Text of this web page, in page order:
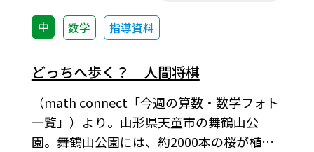
中 数学 指導資料
どっちへ歩く？ 人間将棋
（math connect「今週の算数・数学フォト
一覧」）より。山形県天童市の舞鶴山公
園。舞鶴山公園には、約2000本の桜が植え